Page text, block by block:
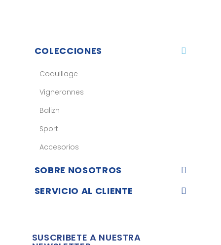
COLECCIONES
Coquillage
Vigneronnes
Balizh
Sport
Accesorios
SOBRE NOSOTROS
SERVICIO AL CLIENTE
SUSCRIBETE A NUESTRA